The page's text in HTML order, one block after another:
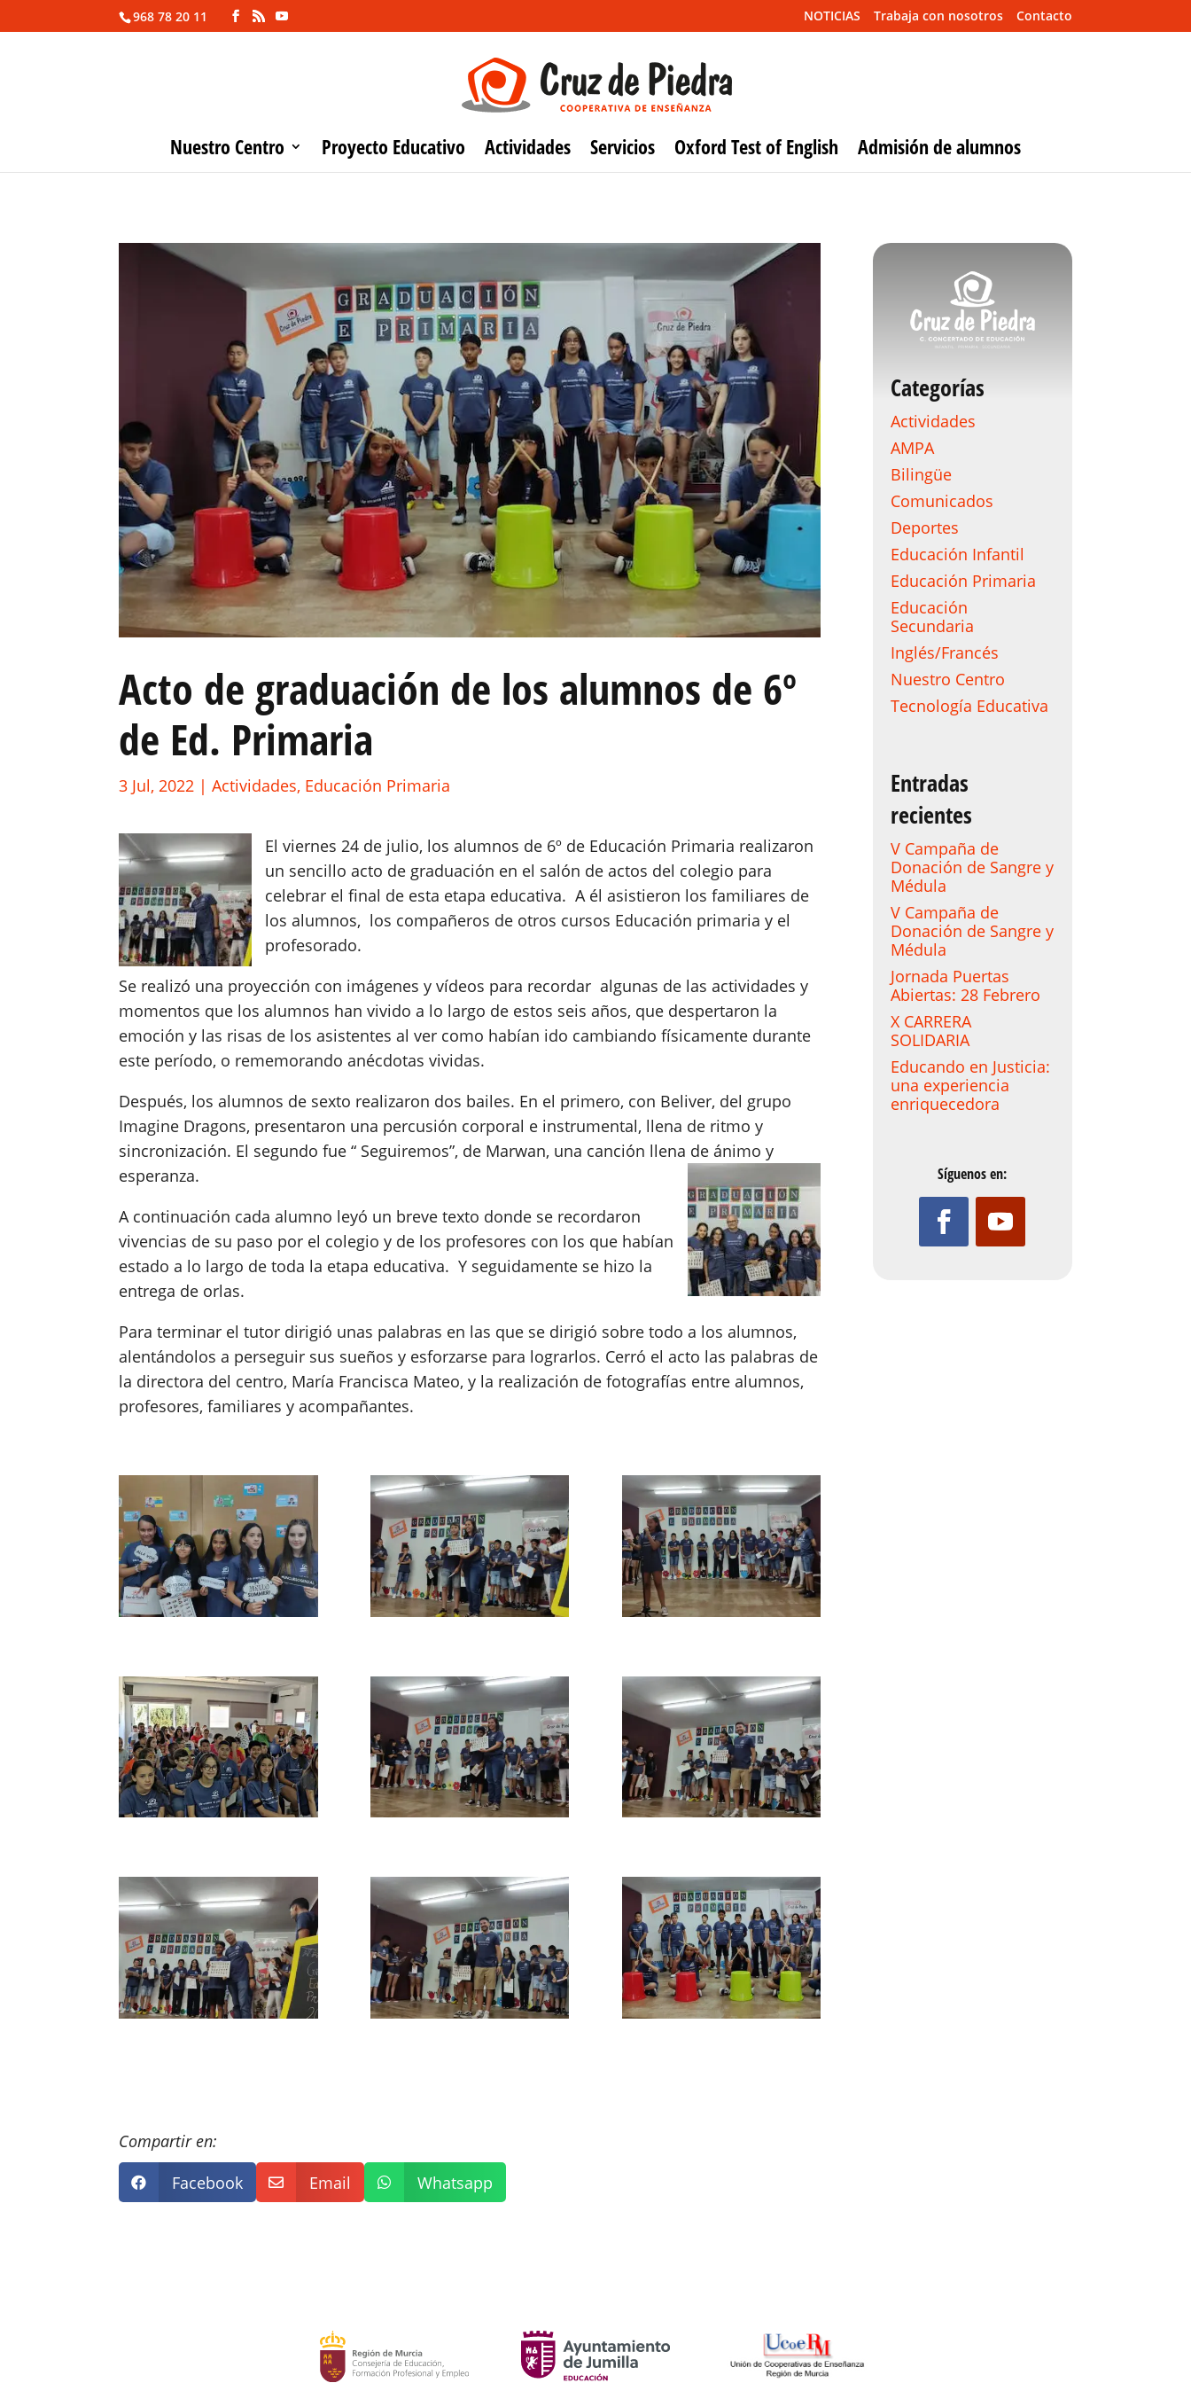
968 78 20 11 NOTICIAS Trabaja con nosotros Contacto
Nuestro Centro Proyecto Educativo Actividades Servicios Oxford Test of English Admisión de alumnos
Acto de graduación de los alumnos de 6º
de Ed. Primaria
3 Jul, 2022 |Actividades, Educación Primaria
El viernes 24 de julio, los alumnos de 6º de Educación Primaria realizaron
un sencillo acto de graduación en el salón de actos del colegio para
celebrar el final de esta etapa educativa. A él asistieron los familiares de
los alumnos, los compañeros de otros cursos Educación primaria y el
profesorado.
Se realizó una proyección con imágenes y vídeos para recordar algunas de las actividades y
momentos que los alumnos han vivido a lo largo de estos seis años, que despertaron la
emoción y las risas de los asistentes al ver como habían ido cambiando físicamente durante
este período, o rememorando anécdotas vividas.
Después, los alumnos de sexto realizaron dos bailes. En el primero, con Beliver, del grupo
Imagine Dragons, presentaron una percusión corporal e instrumental, llena de ritmo y
sincronización. El segundo fue “ Seguiremos”, de Marwan, una canción llena de ánimo y
esperanza.
A continuación cada alumno leyó un breve texto donde se recordaron
vivencias de su paso por el colegio y de los profesores con los que habían
estado a lo largo de toda la etapa educativa. Y seguidamente se hizo la
entrega de orlas.
Para terminar el tutor dirigió unas palabras en las que se dirigió sobre todo a los alumnos,
alentándolos a perseguir sus sueños y esforzarse para lograrlos. Cerró el acto las palabras de
la directora del centro, María Francisca Mateo, y la realización de fotografías entre alumnos,
profesores, familiares y acompañantes.
Compartir en:
 Facebook  Email  Whatsapp
Categorías
Actividades
AMPA
Bilingüe
Comunicados
Deportes
Educación Infantil
Educación Primaria
Educación
Secundaria
Inglés/Francés
Nuestro Centro
Tecnología Educativa
Entradas
recientes
V Campaña de
Donación de Sangre y
Médula
V Campaña de
Donación de Sangre y
Médula
Jornada Puertas
Abiertas: 28 Febrero
X CARRERA
SOLIDARIA
Educando en Justicia:
una experiencia
enriquecedora
Síguenos en: